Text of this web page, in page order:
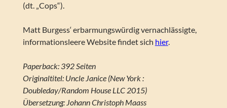
(dt. „Cops“).
Matt Burgess‘ erbarmungswürdig vernachlässigte,
informationsleere Website findet sich hier.
Paperback: 392 Seiten
Originaltitel: Uncle Janice (New York :
Doubleday/Random House LLC 2015)
Übersetzung: Johann Christoph Maass